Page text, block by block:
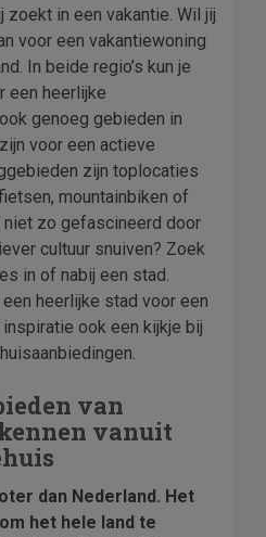
zoekt in een vakantie. Wil jij
voor een vakantiewoning
In beide regio’s kun je
een heerlijke
genoeg gebieden in
voor een actieve
zijn toplocaties
mountainbiken of
niet zo gefascineerd door
cultuur snuiven? Zoek
in of nabij een stad.
heerlijke stad voor een
ook een kijkje bij
van
vanuit
dan Nederland. Het
het hele land te